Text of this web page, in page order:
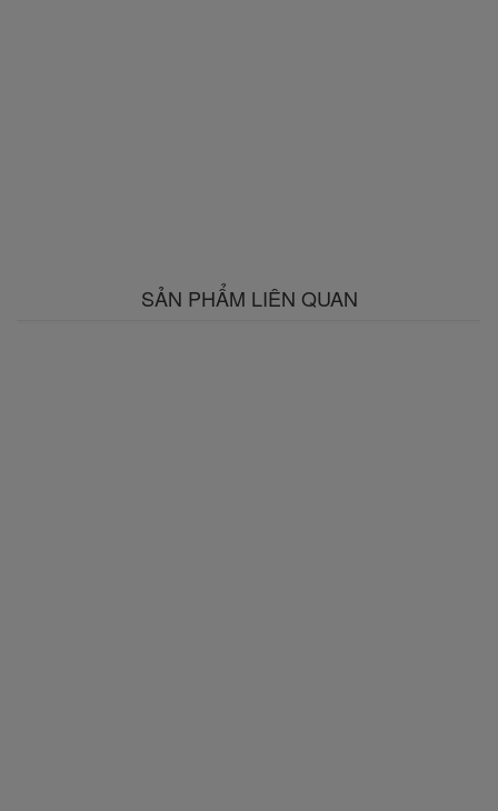
SẢN PHẨM LIÊN QUAN